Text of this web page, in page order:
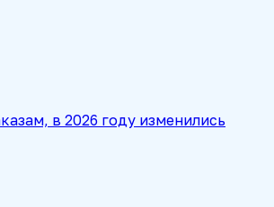
в 2026 году изменились